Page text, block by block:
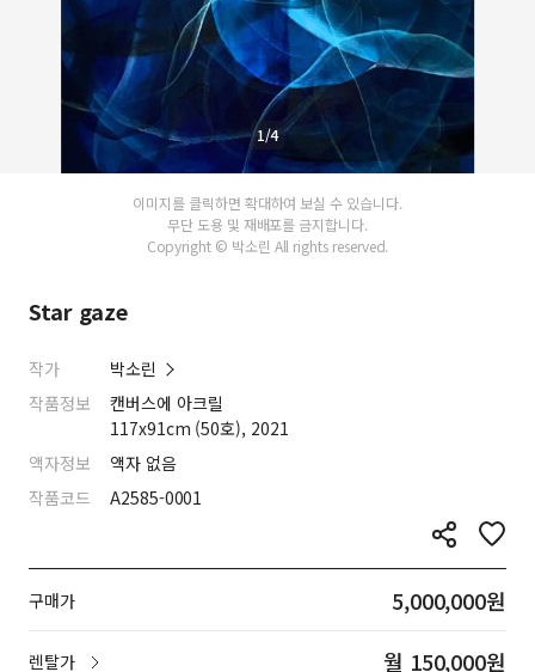
1/4
이미지를 클릭하면 확대하여 보실 수 있습니다.
무단 도용 및 재배포를 금지합니다.
Copyright © 박소린 All rights reserved.
Star gaze
작가
박소린
작품정보
캔버스에 아크릴
117x91cm (50호), 2021
액자정보
액자 없음
작품코드
A2585-0001
구매가 5,000,000원
렌탈가 월 150,000원